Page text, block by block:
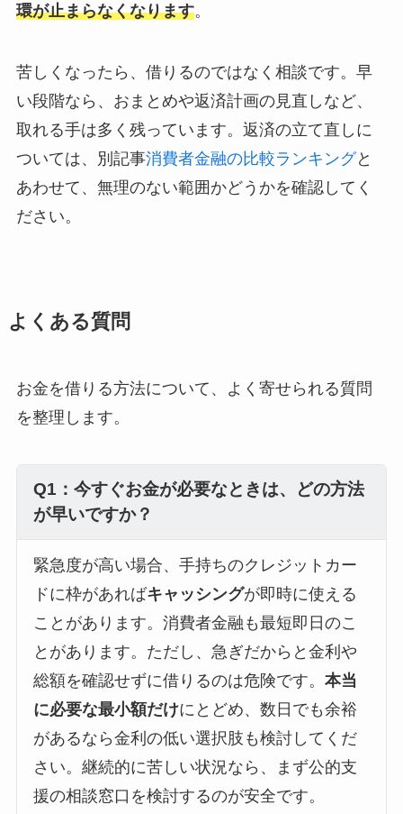
環が止まらなくなります。
苦しくなったら、借りるのではなく相談です。早
い段階なら、おまとめや返済計画の見直しなど、
取れる手は多く残っています。返済の立て直しに
ついては、別記事消費者金融の比較ランキングと
あわせて、無理のない範囲かどうかを確認してく
ださい。
よくある質問
お金を借りる方法について、よく寄せられる質問
を整理します。
Q1：今すぐお金が必要なときは、どの方法
が早いですか？
緊急度が高い場合、手持ちのクレジットカー
ドに枠があればキャッシングが即時に使える
ことがあります。消費者金融も最短即日のこ
とがあります。ただし、急ぎだからと金利や
総額を確認せずに借りるのは危険です。 本当
に必要な最小額だけにとどめ、数日でも余裕
があるなら金利の低い選択肢も検討してくだ
さい。継続的に苦しい状況なら、まず公的支
援の相談窓口を検討するのが安全です。